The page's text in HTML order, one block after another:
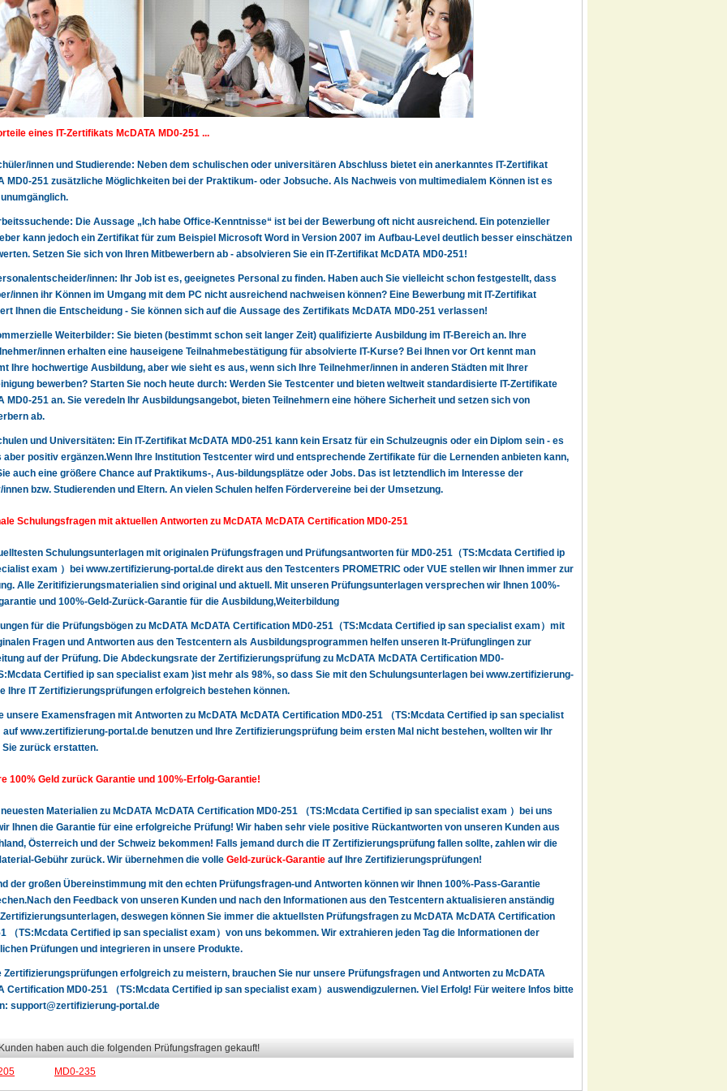
eines IT-Zertifikats McDATA MD0-251 ...
innen und Studierende: Neben dem schulischen oder universitären Abschluss bietet ein anerkanntes IT-Zertifikat
MD0-251 zusätzliche Möglichkeiten bei der Praktikum- oder Jobsuche. Als Nachweis von multimedialem Können ist es
Die Aussage „Ich habe Office-Kenntnisse“ ist bei der Bewerbung oft nicht ausreichend. Ein potenzieller
kann jedoch ein Zertifikat für zum Beispiel Microsoft Word in Version 2007 im Aufbau-Level deutlich besser einschätzen
Setzen Sie sich von Ihren Mitbewerbern ab - absolvieren Sie ein IT-Zertifikat McDATA MD0-251!
innen: Ihr Job ist es, geeignetes Personal zu finden. Haben auch Sie vielleicht schon festgestellt, dass
innen ihr Können im Umgang mit dem PC nicht ausreichend nachweisen können? Eine Bewerbung mit IT-Zertifikat
Ihnen die Entscheidung - Sie können sich auf die Aussage des Zertifikats McDATA MD0-251 verlassen!
Weiterbilder: Sie bieten (bestimmt schon seit langer Zeit) qualifizierte Ausbildung im IT-Bereich an. Ihre
innen erhalten eine hauseigene Teilnahmebestätigung für absolvierte IT-Kurse? Bei Ihnen vor Ort kennt man
Ihre hochwertige Ausbildung, aber wie sieht es aus, wenn sich Ihre Teilnehmer/innen in anderen Städten mit Ihrer
bewerben? Starten Sie noch heute durch: Werden Sie Testcenter und bieten weltweit standardisierte IT-Zertifikate
MD0-251 an. Sie veredeln Ihr Ausbildungsangebot, bieten Teilnehmern eine höhere Sicherheit und setzen sich von
ab.
und Universitäten: Ein IT-Zertifikat McDATA MD0-251 kann kein Ersatz für ein Schulzeugnis oder ein Diplom sein - es
aber positiv ergänzen.Wenn Ihre Institution Testcenter wird und entsprechende Zertifikate für die Lernenden anbieten kann,
auch eine größere Chance auf Praktikums-, Aus-bildungsplätze oder Jobs. Das ist letztendlich im Interesse der
innen bzw. Studierenden und Eltern. An vielen Schulen helfen Fördervereine bei der Umsetzung.
Schulungsfragen mit aktuellen Antworten zu McDATA McDATA Certification MD0-251
Schulungsunterlagen mit originalen Prüfungsfragen und Prüfungsantworten für MD0-251（TS:Mcdata Certified ip
exam ）bei www.zertifizierung-portal.de direkt aus den Testcenters PROMETRIC oder VUE stellen wir Ihnen immer zur
Alle Zeritifizierungsmaterialien sind original und aktuell. Mit unseren Prüfungsunterlagen versprechen wir Ihnen 100%-
und 100%-Geld-Zurück-Garantie für die Ausbildung,Weiterbildung
für die Prüfungsbögen zu McDATA McDATA Certification MD0-251（TS:Mcdata Certified ip san specialist exam）mit
Fragen und Antworten aus den Testcentern als Ausbildungsprogrammen helfen unseren It-Prüfunglingen zur
auf der Prüfung. Die Abdeckungsrate der Zertifizierungsprüfung zu McDATA McDATA Certification MD0-
Certified ip san specialist exam )ist mehr als 98%, so dass Sie mit den Schulungsunterlagen bei www.zertifizierung-
Ihre IT Zertifizierungsprüfungen erfolgreich bestehen können.
unsere Examensfragen mit Antworten zu McDATA McDATA Certification MD0-251 （TS:Mcdata Certified ip san specialist
auf www.zertifizierung-portal.de benutzen und Ihre Zertifizierungsprüfung beim ersten Mal nicht bestehen, wollten wir Ihr
Sie zurück erstatten.
100% Geld zurück Garantie und 100%-Erfolg-Garantie!
Materialien zu McDATA McDATA Certification MD0-251 （TS:Mcdata Certified ip san specialist exam ）bei uns
Ihnen die Garantie für eine erfolgreiche Prüfung! Wir haben sehr viele positive Rückantworten von unseren Kunden aus
Österreich und der Schweiz bekommen! Falls jemand durch die IT Zertifizierungsprüfung fallen sollte, zahlen wir die
Gebühr zurück. Wir übernehmen die volle Geld-zurück-Garantie auf Ihre Zertifizierungsprüfungen!
der großen Übereinstimmung mit den echten Prüfungsfragen-und Antworten können wir Ihnen 100%-Pass-Garantie
den Feedback von unseren Kunden und nach den Informationen aus den Testcentern aktualisieren anständig
deswegen können Sie immer die aktuellsten Prüfungsfragen zu McDATA McDATA Certification
（TS:Mcdata Certified ip san specialist exam）von uns bekommen. Wir extrahieren jeden Tag die Informationen der
Prüfungen und integrieren in unsere Produkte.
Zertifizierungsprüfungen erfolgreich zu meistern, brauchen Sie nur unsere Prüfungsfragen und Antworten zu McDATA
Certification MD0-251 （TS:Mcdata Certified ip san specialist exam）auswendigzulernen. Viel Erfolg! Für weitere Infos bitte
support@zertifizierung-portal.de
haben auch die folgenden Prüfungsfragen gekauft!
MD0-235